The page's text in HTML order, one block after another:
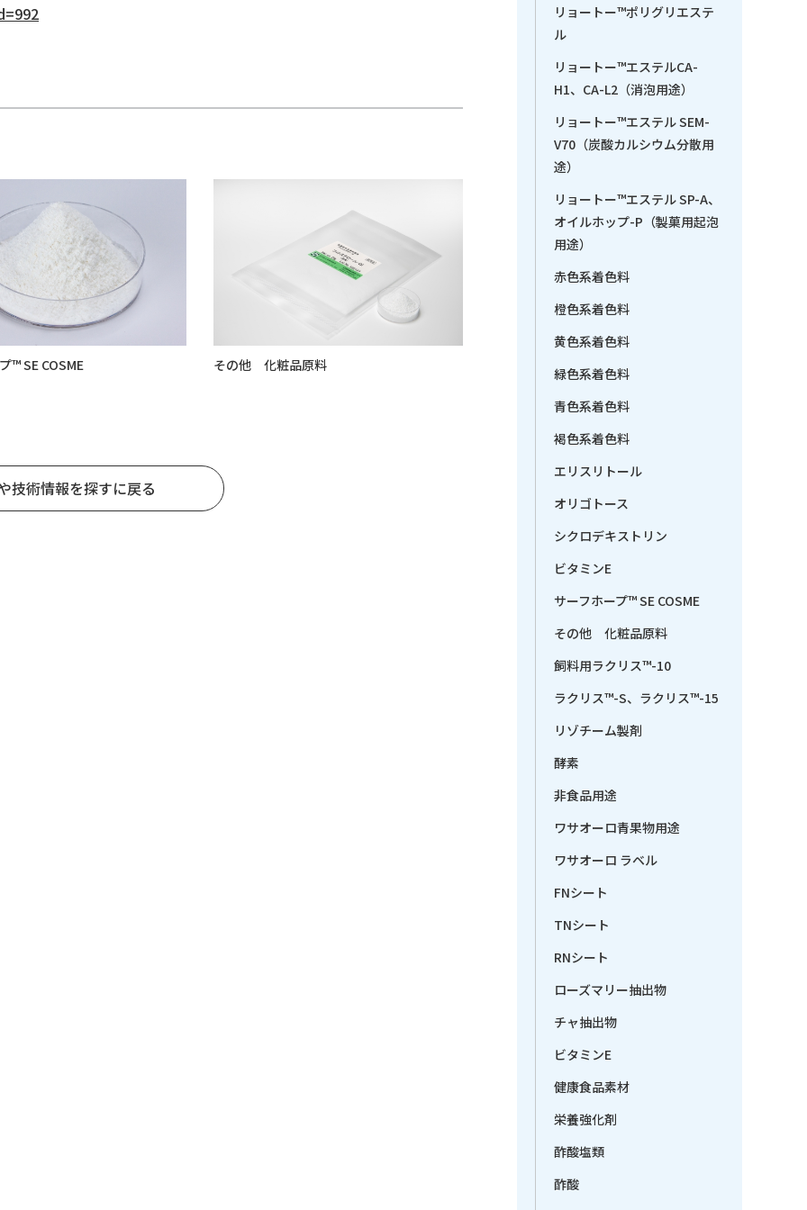
™ SE COSME その他 化粧品原料
技術情報を探すに戻る
リョートー™ポリグリエステ
ル
リョートー™エステルCA-
H1、CA-L2（消泡用途）
リョートー™エステル SEM-
V70（炭酸カルシウム分散用
途）
リョートー™エステル SP-A、
オイルホップ-P（製菓用起泡
用途）
赤色系着色料
橙色系着色料
黄色系着色料
緑色系着色料
青色系着色料
褐色系着色料
エリスリトール
オリゴトース
シクロデキストリン
ビタミンE
サーフホープ™ SE COSME
その他 化粧品原料
飼料用ラクリス™-10
ラクリス™-S、ラクリス™-15
リゾチーム製剤
酵素
非食品用途
ワサオーロ青果物用途
ワサオーロ ラベル
FNシート
TNシート
RNシート
ローズマリー抽出物
チャ抽出物
ビタミンE
健康食品素材
栄養強化剤
酢酸塩類
酢酸